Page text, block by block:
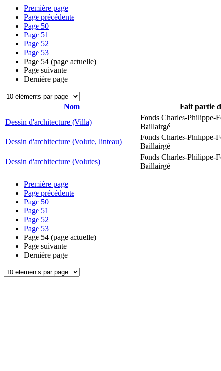
Première page
Page précédente
Page 50
Page 51
Page 52
Page 53
Page 54 (page actuelle)
Page suivante
Dernière page
Nom
Fait partie
Dessin d'architecture (Villa)
Fonds Charles-Philippe-
Baillairgé
Dessin d'architecture (Volute, linteau)
Fonds Charles-Philippe-
Baillairgé
Dessin d'architecture (Volutes)
Fonds Charles-Philippe-
Baillairgé
Première page
Page précédente
Page 50
Page 51
Page 52
Page 53
Page 54 (page actuelle)
Page suivante
Dernière page